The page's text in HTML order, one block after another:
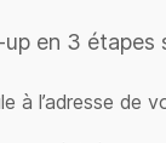
en 3 étapes
à l’adresse de